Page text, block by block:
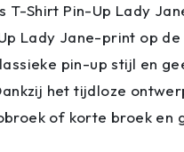
T-Shirt Pin-Up Lady
Lady Jane-print op
pin-up stijl en
het tijdloze
of korte broek en